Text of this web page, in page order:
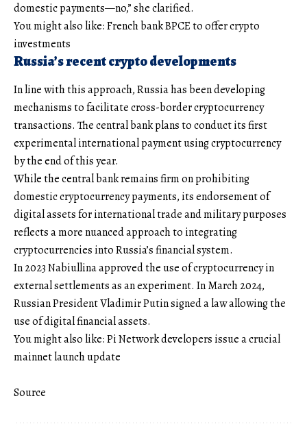
domestic payments—no,” she clarified.
You might also like: French bank BPCE to offer crypto
investments
Russia’s recent crypto developments
In line with this approach, Russia has been developing
mechanisms to facilitate cross-border cryptocurrency
transactions. The central bank plans to conduct its first
experimental international payment using cryptocurrency
by the end of this year.
While the central bank remains firm on prohibiting
domestic cryptocurrency payments, its endorsement of
digital assets for international trade and military purposes
reflects a more nuanced approach to integrating
cryptocurrencies into Russia’s financial system.
In 2023 Nabiullina approved the use of cryptocurrency in
external settlements as an experiment. In March 2024,
Russian President Vladimir Putin signed a law allowing the
use of digital financial assets.
You might also like: Pi Network developers issue a crucial
mainnet launch update
Source